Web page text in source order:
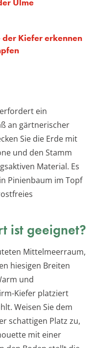
Ulme
der Kiefer erkennen
ein
an gärtnerischer
Sie die Erde mit
und den Stamm
Material. Es
Pinienbaum im Topf
ist geeignet?
Mittelmeerraum,
hiesigen Breiten
und
Kiefer platziert
Weisen Sie dem
schattigen Platz zu,
mit einer